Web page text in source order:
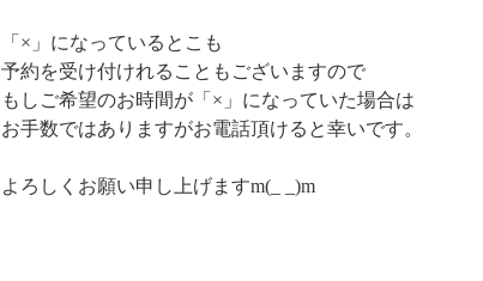
「×」になっているとこも
予約を受け付けれることもございますので
もしご希望のお時間が「×」になっていた場合は
お手数ではありますがお電話頂けると幸いです。
よろしくお願い申し上げますm(_ _)m